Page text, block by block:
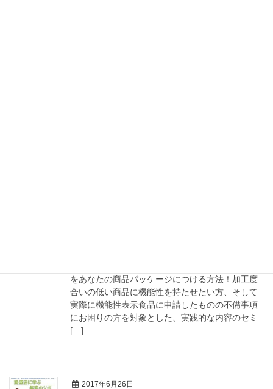
をあなたの商品パッケージにつける方法！加工度
合いの低い商品に機能性を持たせたい方、そして
実際に機能性表示食品に申請したものの不備事項
にお困りの方を対象とした、実践的な内容のセミ
[…]
2017年6月26日